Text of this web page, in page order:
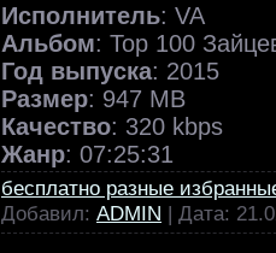
Исполнитель: VA
Альбом: Тор 100
Год выпуска: 2015
Размер: 947 MB
Качество: 320 kbps
Жанр: 07:25:31
бесплатно разные
Добавил: ADMIN | Дата: